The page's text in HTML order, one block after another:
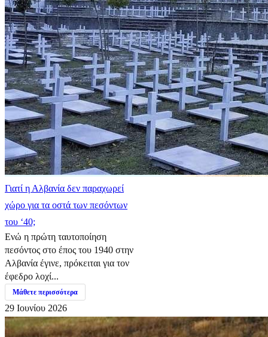
Γιατί η Αλβανία δεν παραχωρεί
χώρο για τα οστά των πεσόντων
του ‘40;
Ενώ η πρώτη ταυτοποίηση
πεσόντος στο έπος του 1940 στην
Αλβανία έγινε, πρόκειται για τον
έφεδρο λοχί...
Μάθετε περισσότερα
29 Ιουνίου 2026